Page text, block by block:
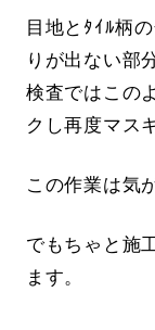
目地とﾀｲﾙ柄
りが出ない部
検査ではこの
クし再度マス
この作業は気
でもちゃと施
ます。